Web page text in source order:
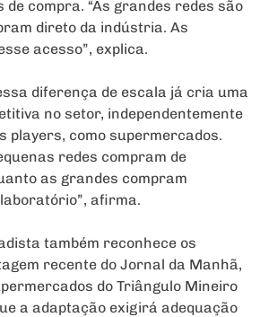
de compra. “As grandes redes são
direto da indústria. As
acesso”, explica.
diferença de escala já cria uma
no setor, independentemente
players, como supermercados.
redes compram de
as grandes compram
afirma.
também reconhece os
recente do Jornal da Manhã,
do Triângulo Mineiro
a adaptação exigirá adequação